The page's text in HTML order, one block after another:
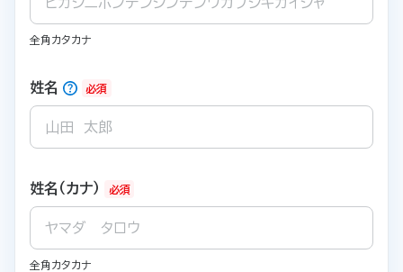
全角カタカナ
姓名 必須
姓名（カナ） 必須
全角カタカナ